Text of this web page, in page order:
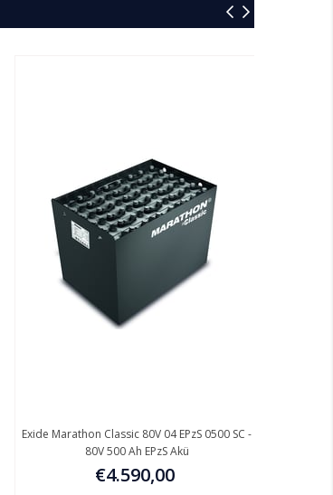
Exide Marathon Classic 80V 04 EPzS 0500 SC -
80V 500 Ah EPzS Akü
€4.590,00